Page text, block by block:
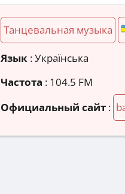
Танцевальная музыка
Язык : Українська
Частота : 104.5 FM
Официальный сайт :